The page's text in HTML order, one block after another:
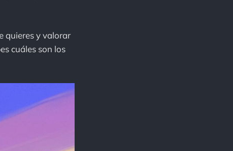
quieres y valorar
cuáles son los